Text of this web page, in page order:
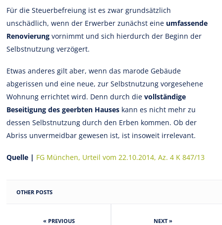
Für die Steuerbefreiung ist es zwar grundsätzlich
unschädlich, wenn der Erwerber zunächst eine umfassende
Renovierungvornimmt und sich hierdurch der Beginn der
Selbstnutzung verzögert.
Etwas anderes gilt aber, wenn das marode Gebäude
abgerissen und eine neue, zur Selbstnutzung vorgesehene
Wohnung errichtet wird. Denn durch dievollständige
Beseitigung des geerbten Hauses kann es nicht mehr zu
dessen Selbstnutzung durch den Erben kommen. Ob der
Abriss unvermeidbar gewesen ist, ist insoweit irrelevant.
Quelle | FG München, Urteil vom 22.10.2014, Az. 4 K 847/13
OTHER POSTS
« PREVIOUS NEXT »